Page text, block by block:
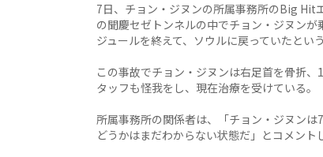
7日、チョン・ジヌンの所属事務所のBig Hit
の聞慶セゼトンネルの中でチョン・ジヌン
ジュールを終えて、ソウルに戻っていたという
この事故でチョン・ジヌンは右足首を骨折
タッフも怪我をし、現在治療を受けている。
所属事務所の関係者は、「チョン・ジヌン
どうかはまだわからない状態だ」とコメント